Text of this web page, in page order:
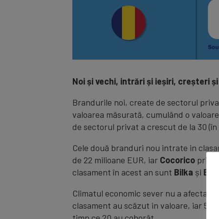
Noi și vechi, intrări și ieșiri, creșteri
Brandurile noi, create de sectorul
valoarea măsurată, cumulând o
de sectorul privat a crescut de la 30 (în
Cele două branduri nou intrate in
de 22 milioane EUR, iar Cocorico
clasament în acest an sunt Bilka și
Climatul economic sever nu a afectat
clasament au scăzut in valoare, iar